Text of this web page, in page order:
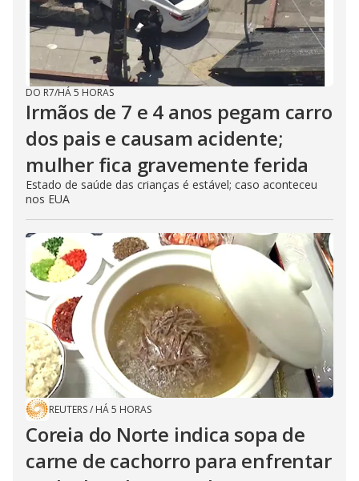
DO R7/HÁ 5 HORAS
Irmãos de 7 e 4 anos pegam carro
dos pais e causam acidente;
mulher fica gravemente ferida
Estado de saúde das crianças é estável; caso aconteceu
nos EUA
REUTERS/ HÁ 5 HORAS
Coreia do Norte indica sopa de
carne de cachorro para enfrentar